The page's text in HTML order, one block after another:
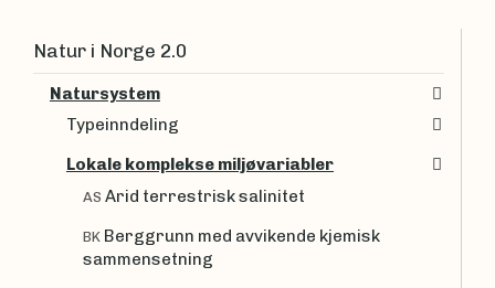
Natur i Norge 2.0
Natursystem
Typeinndeling
Lokale komplekse miljøvariabler
AS Arid terrestrisk salinitet
BK Berggrunn med avvikende kjemisk
sammensetning